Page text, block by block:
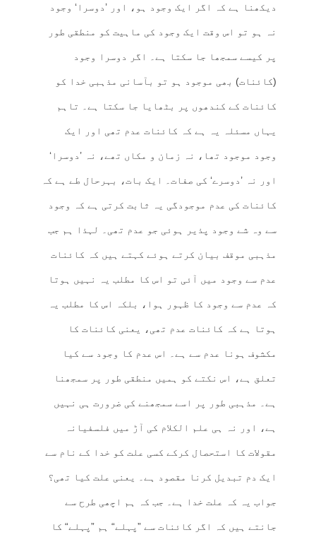
دیکھنا ہے کہ اگر ایک وجود ہو، اور ’دوسرا‘ وجود
نہ ہو تو اس وقت ایک وجود کی ماہیت کو منطقی طور
پر کیسے سمجھا جا سکتا ہے۔ اگر دوسرا وجود
(کائنات) بھی موجود ہو تو بآسانی مذہبی خدا کو
کائنات کے کندھوں پر بٹھایا جا سکتا ہے۔ تاہم
یہاں مسئلہ یہ ہے کہ کائنات عدم تھی اور ایک
وجود موجود تھا، نہ زمان و مکاں تھے، نہ ’دوسرا‘
اور نہ ’دوسرے‘ کی صفات۔ ایک بات، بہرحال طے ہے کہ
کائنات کی عدم موجودگی یہ ثابت کرتی ہے کہ وجود
سے وہ شے وجود پذیر ہوئی جو عدم تھی۔ لہذا ہم جب
مذہبی موقف بیان کرتے ہوئے کہتے ہیں کہ کائنات
عدم سے وجود میں آئی تو اس کا مطلب یہ نہیں ہوتا
کہ عدم سے وجود کا ظہور ہوا، بلکہ اس کا مطلب یہ
ہوتا ہے کہ کائنات عدم تھی، یعنی کائنات کا
مکشوف ہونا عدم سے ہے۔ اس عدم کا وجود سے کیا
تعلق ہے، اس نکتے کو ہمیں منطقی طور پر سمجھنا
ہے۔ مذہبی طور پر اسے سمجھنے کی ضرورت ہی نہیں
ہے، اور نہ ہی علم الکلام کی آڑ میں فلسفیانہ
مقولات کا استحصال کرکے کسی علت کو خدا کے نام سے
ایک دم تبدیل کرنا مقصود ہے۔ یعنی علت کیا تھی؟
جواب یہ کہ علت خدا ہے۔ جب کہ ہم اچھی طرح سے
جانتے ہیں کہ اگر کائنات سے ”پہلے“ ہم ”پہلے“ کا